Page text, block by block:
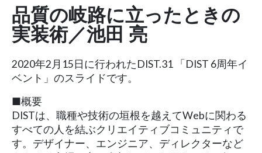
品質の岐路に立ったときの
実装術／池田 亮
2020年2月15日に行われたDIST.31 「DIST 6周年イ
ベント」のスライドです。
■概要
DISTは、職種や技術の垣根を越えてWebに関わる
すべての人を結ぶクリエイティブコミュニティで
す。デザイナー、エンジニア、ディレクターなど